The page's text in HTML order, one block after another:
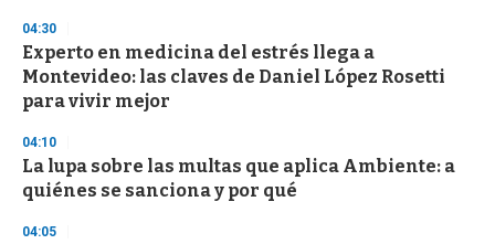
04:30
Experto en medicina del estrés llega a
Montevideo: las claves de Daniel López Rosetti
para vivir mejor
04:10
La lupa sobre las multas que aplica Ambiente: a
quiénes se sanciona y por qué
04:05